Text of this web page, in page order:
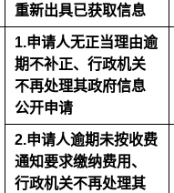
重新出具已获取信息
1.申请人无正当理由逾
期不补正、行政机关
不再处理其政府信息
公开申请
2.申请人逾期未按收费
通知要求缴纳费用、
行政机关不再处理其